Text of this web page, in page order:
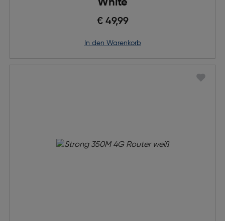
White
€ 49,99
in den Warenkorb